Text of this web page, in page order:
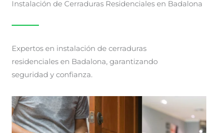
Instalación de Cerraduras Residenciales en Badalona
Expertos en instalación de cerraduras
residenciales en Badalona, garantizando
seguridad y confianza.